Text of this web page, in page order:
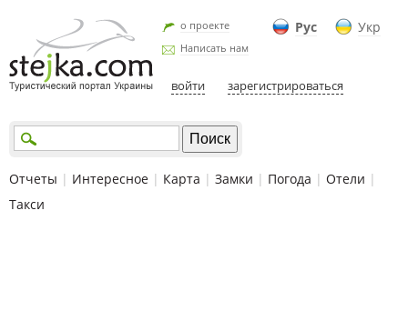
Рус Укр
о проекте
Написать нам
войти зарегистрироваться
Отчеты | Интересное | Карта | Замки | Погода | Отели |
Такси